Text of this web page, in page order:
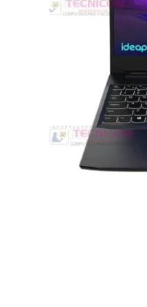
Monitores y TV
Suministros de
Punto de Venta
Accesorios y
Protección